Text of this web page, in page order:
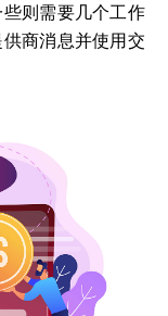
则需要几个工作
商消息并使用交